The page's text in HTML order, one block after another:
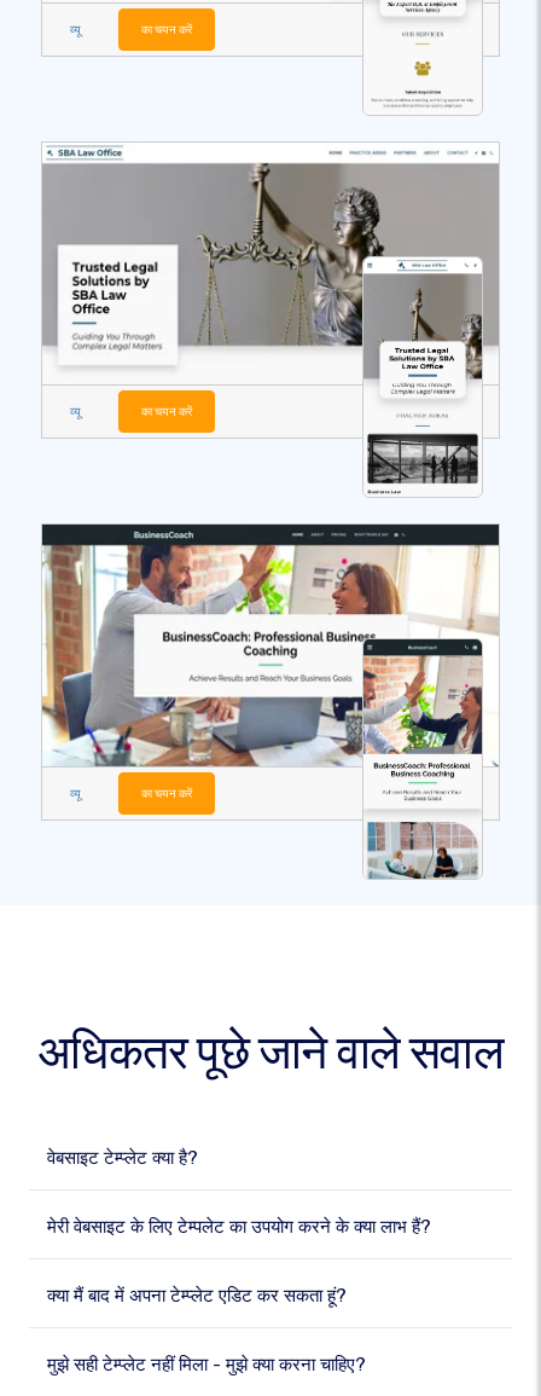
व्यू का चयन करें
व्यू का चयन करें
व्यू का चयन करें
अधिकतर पूछे जाने वाले सवाल
वेबसाइट टेम्प्लेट क्या है?
मेरी वेबसाइट के लिए टेम्पलेट का उपयोग करने के क्या लाभ हैं?
क्या मैं बाद में अपना टेम्प्लेट एडिट कर सकता हूं?
मुझे सही टेम्प्लेट नहीं मिला - मुझे क्या करना चाहिए?